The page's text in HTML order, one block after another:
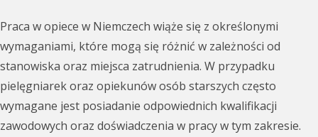
Praca w opiece w Niemczech wiąże się z określonymi
wymaganiami, które mogą się różnić w zależności od
stanowiska oraz miejsca zatrudnienia. W przypadku
pielęgniarek oraz opiekunów osób starszych często
wymagane jest posiadanie odpowiednich kwalifikacji
zawodowych oraz doświadczenia w pracy w tym zakresie.